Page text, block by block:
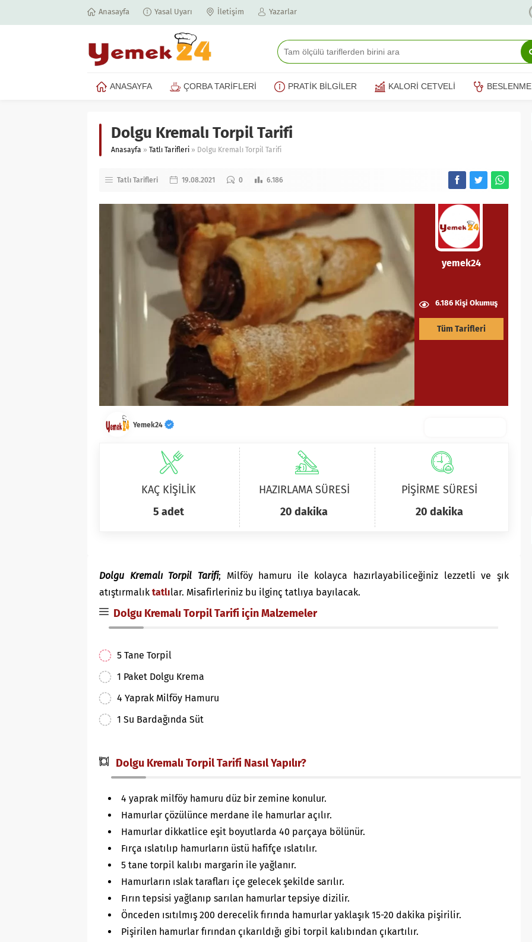
Anasayfa Yasal Uyarı İletişim Yazarlar
ANASAYFA ÇORBA TARİFLERİ PRATİK BİLGİLER KALORİ CETVELİ BESLENME
Dolgu Kremalı Torpil Tarifi
Anasayfa » Tatlı Tarifleri » Dolgu Kremalı Torpil Tarifi
Tatlı Tarifleri 19.08.2021 0 6.186
yemek24
6.186 Kişi Okumuş
Tüm Tarifleri
Yemek24
KAÇ KİŞİLİK
5 adet
HAZIRLAMA SÜRESİ
20 dakika
PİŞİRME SÜRESİ
20 dakika
Dolgu Kremalı Torpil Tarifi; Milföy hamuru ile kolayca hazırlayabiliceğiniz lezzetli ve şık
atıştırmalık tatlılar. Misafirleriniz bu ilginç tatlıya bayılacak.
Dolgu Kremalı Torpil Tarifi için Malzemeler
5 Tane Torpil
1 Paket Dolgu Krema
4 Yaprak Milföy Hamuru
1 Su Bardağında Süt
Dolgu Kremalı Torpil Tarifi Nasıl Yapılır?
4 yaprak milföy hamuru düz bir zemine konulur.
Hamurlar çözülünce merdane ile hamurlar açılır.
Hamurlar dikkatlice eşit boyutlarda 40 parçaya bölünür.
Fırça ıslatılıp hamurların üstü hafifçe ıslatılır.
5 tane torpil kalıbı margarin ile yağlanır.
Hamurların ıslak tarafları içe gelecek şekilde sarılır.
Fırın tepsisi yağlanıp sarılan hamurlar tepsiye dizilir.
Önceden ısıtılmış 200 derecelik fırında hamurlar yaklaşık 15-20 dakika pişirilir.
Pişirilen hamurlar fırından çıkarıldığı gibi torpil kalıbından çıkartılır.